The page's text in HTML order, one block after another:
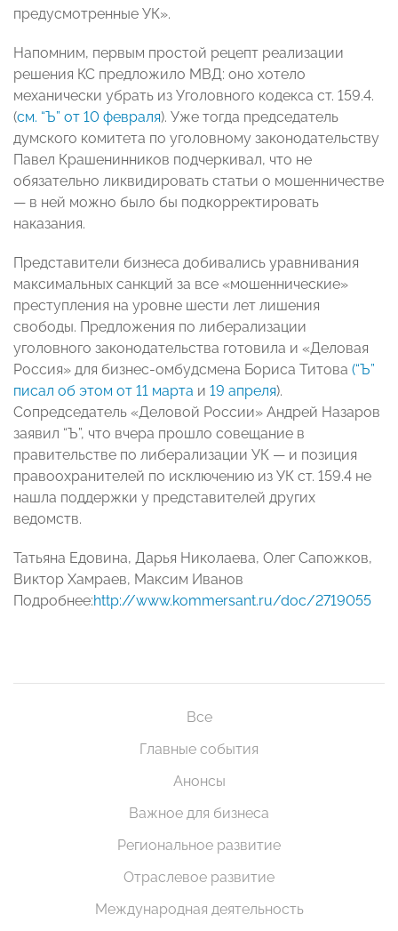
предусмотренные УК».
Напомним, первым простой рецепт реализации
решения КС предложило МВД: оно хотело
механически убрать из Уголовного кодекса ст. 159.4.
(см. “Ъ” от 10 февраля). Уже тогда председатель
думского комитета по уголовному законодательству
Павел Крашенинников подчеркивал, что не
обязательно ликвидировать статьи о мошенничестве
— в ней можно было бы подкорректировать
наказания.
Представители бизнеса добивались уравнивания
максимальных санкций за все «мошеннические»
преступления на уровне шести лет лишения
свободы. Предложения по либерализации
уголовного законодательства готовила и «Деловая
Россия» для бизнес-омбудсмена Бориса Титова (“Ъ”
писал об этом от 11 марта и 19 апреля).
Сопредседатель «Деловой России» Андрей Назаров
заявил “Ъ”, что вчера прошло совещание в
правительстве по либерализации УК — и позиция
правоохранителей по исключению из УК ст. 159.4 не
нашла поддержки у представителей других
ведомств.
Татьяна Едовина, Дарья Николаева, Олег Сапожков,
Виктор Хамраев, Максим Иванов
Подробнее:http://www.kommersant.ru/doc/2719055
Все
Главные события
Анонсы
Важное для бизнеса
Региональное развитие
Отраслевое развитие
Международная деятельность